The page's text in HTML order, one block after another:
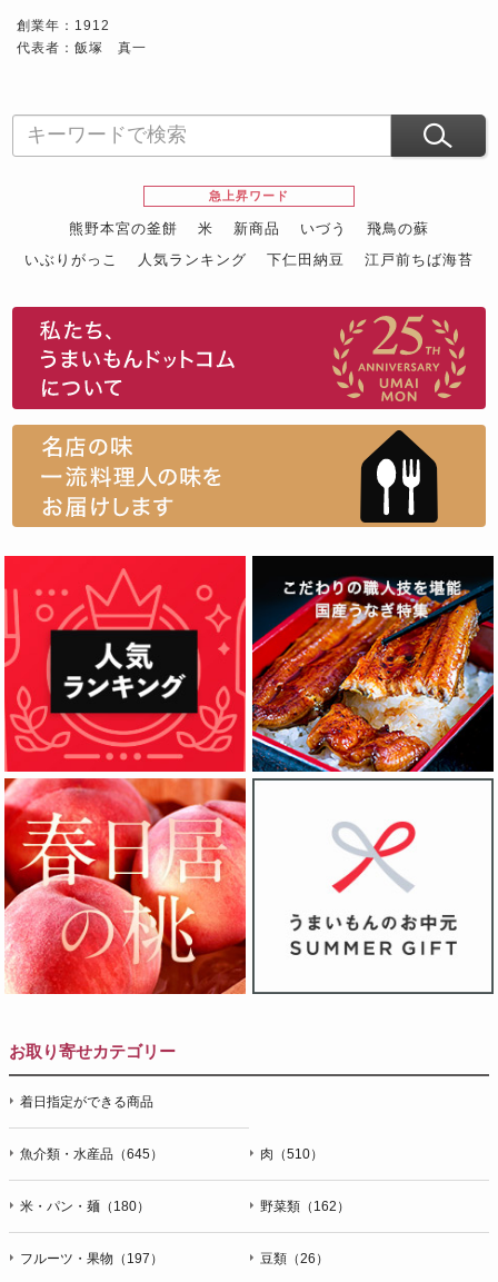
創業年：1912
代表者：飯塚 真一
急上昇ワード
熊野本宮の釜餅 米 新商品 いづう
飛鳥の蘇
いぶりがっこ
人気ランキング 下仁田納豆
江戸前ちば海苔
お取り寄せカテゴリー
着日指定ができる商品
魚介類・水産品（645） 肉（510）
米・パン・麺（180） 野菜類（162）
フルーツ・果物（197） 豆類（26）